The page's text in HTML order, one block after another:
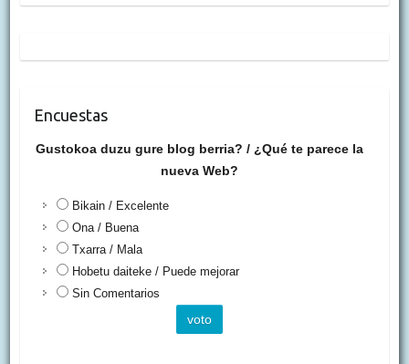
Encuestas
Gustokoa duzu gure blog berria? / ¿Qué te parece la
nueva Web?
Bikain / Excelente
Ona / Buena
Txarra / Mala
Hobetu daiteke / Puede mejorar
Sin Comentarios